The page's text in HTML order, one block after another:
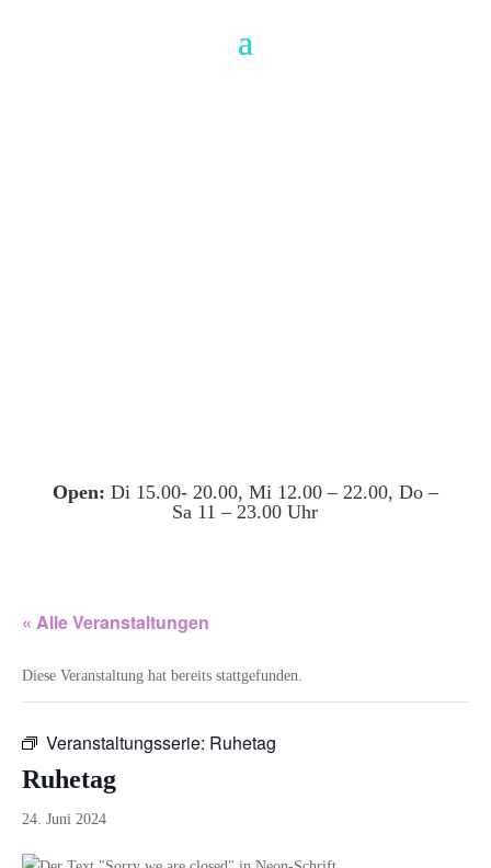
Open: Di 15.00- 20.00, Mi 12.00 – 22.00, Do –
Sa 11 – 23.00 Uhr
« Alle Veranstaltungen
Diese Veranstaltung hat bereits stattgefunden.
Veranstaltungsserie: Ruhetag
Ruhetag
24. Juni 2024